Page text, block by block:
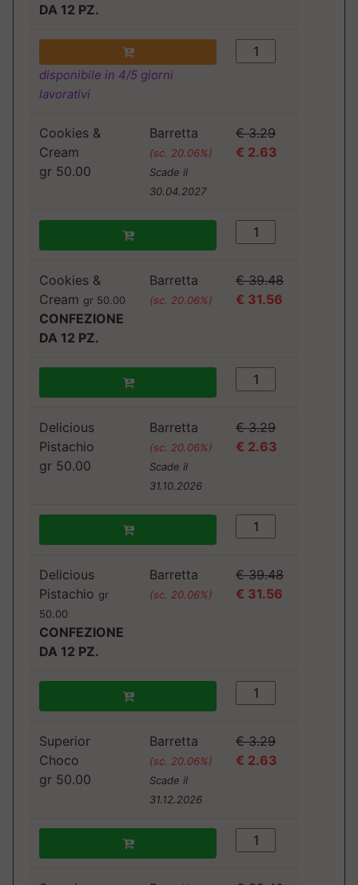
DA 12 PZ.
disponibile in 4/5 giorni
lavorativi
Cookies &
Cream
gr 50.00
Barretta
(sc. 20.06%)
Scade il
30.04.2027
€ 3.29
€ 2.63
Cookies &
Cream gr 50.00
CONFEZIONE
DA 12 PZ.
Barretta
(sc. 20.06%)
€ 39.48
€ 31.56
Delicious
Pistachio
gr 50.00
Barretta
(sc. 20.06%)
Scade il
31.10.2026
€ 3.29
€ 2.63
Delicious
Pistachio gr
50.00
CONFEZIONE
DA 12 PZ.
Barretta
(sc. 20.06%)
€ 39.48
€ 31.56
Superior
Choco
gr 50.00
Barretta
(sc. 20.06%)
Scade il
31.12.2026
€ 3.29
€ 2.63